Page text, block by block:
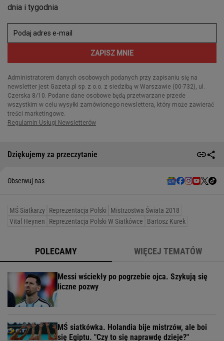
Dziękujemy za przeczytanie
Obserwuj nas
MŚ Siatkarzy Reprezentacja Polski
Mistrzostwa Świata 2018
Vital Heynen
Reprezentacja Polski W Siatkówce Bartosz Kurek
POLECAMY WIĘCEJ TEMATÓW
Messi wściekły po pogrzebie ojca. Szykują się
liczne pozwy
MŚ siatkówka. Holandia bije mistrzów, ale boi
się Egiptu. "Czy to się naprawdę dzieje?"